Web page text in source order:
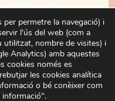
i lloc web en
vegada que
permetre la navegació) i
l'ús del web (com a
nombre de visites) i
Analytics) amb aquestes
cookies només es
les cookies analítica
o bé conèixer com
informació".